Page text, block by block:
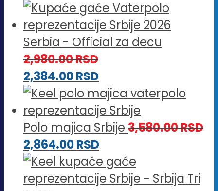
Serbia - Official za decu
2,980.00RSD
2,384.00RSD
Polo majica Srbije 3,580.00RSD
2,864.00RSD